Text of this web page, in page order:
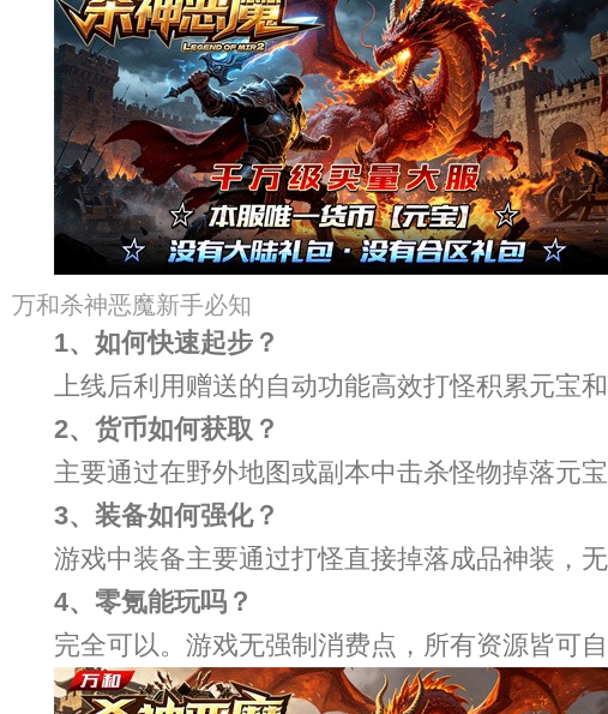
万和杀神恶魔新手必知
1、如何快速起步？
上线后利用赠送的自动功能高效打怪积累元宝
2、货币如何获取？
主要通过在野外地图或副本中击杀怪物掉落元
3、装备如何强化？
游戏中装备主要通过打怪直接掉落成品神装，
4、零氪能玩吗？
完全可以。游戏无强制消费点，所有资源皆可